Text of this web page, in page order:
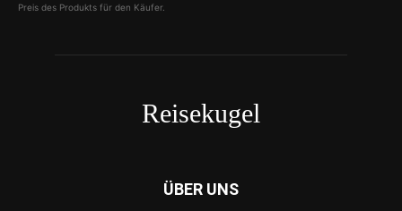
Preis des Produkts für den Käufer.
Reisekugel
ÜBER UNS